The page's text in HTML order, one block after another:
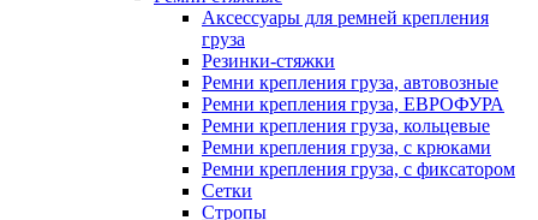
Аксессуары для ремней крепления
груза
Резинки-стяжки
Ремни крепления груза, автовозные
Ремни крепления груза, ЕВРОФУРА
Ремни крепления груза, кольцевые
Ремни крепления груза, с крюками
Ремни крепления груза, с фиксатором
Сетки
Стропы